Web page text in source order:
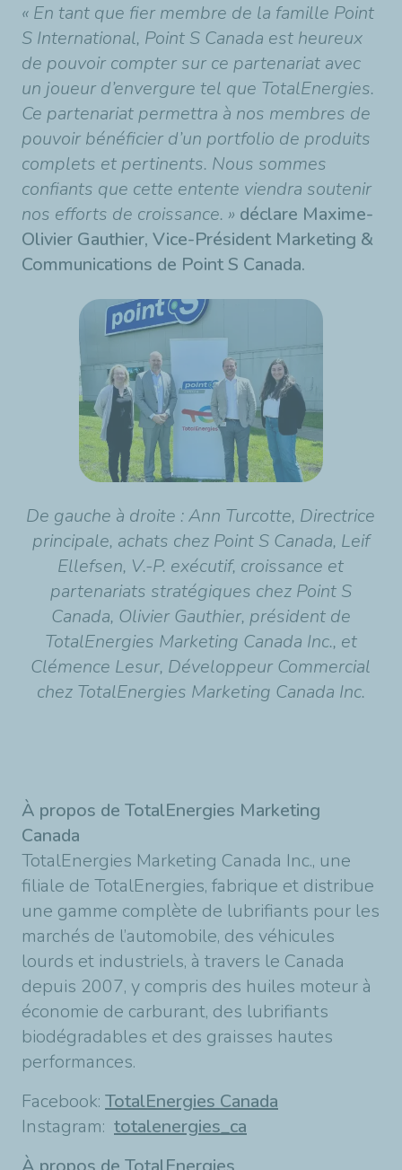
« En tant que fier membre de la famille Point
S International, Point S Canada est heureux
de pouvoir compter sur ce partenariat avec
un joueur d’envergure tel que TotalEnergies.
Ce partenariat permettra à nos membres de
pouvoir bénéficier d’un portfolio de produits
complets et pertinents. Nous sommes
confiants que cette entente viendra soutenir
nos efforts de croissance. » déclare Maxime-
Olivier Gauthier, Vice-Président Marketing &
Communications de Point S Canada.
De gauche à droite : Ann Turcotte, Directrice
principale, achats chez Point S Canada, Leif
Ellefsen, V.-P. exécutif, croissance et
partenariats stratégiques chez Point S
Canada, Olivier Gauthier, président de
TotalEnergies Marketing Canada Inc., et
Clémence Lesur, Développeur Commercial
chez TotalEnergies Marketing Canada Inc.
À propos de TotalEnergies Marketing
Canada
TotalEnergies Marketing Canada Inc., une
filiale de TotalEnergies, fabrique et distribue
une gamme complète de lubrifiants pour les
marchés de l’automobile, des véhicules
lourds et industriels, à travers le Canada
depuis 2007, y compris des huiles moteur à
économie de carburant, des lubrifiants
biodégradables et des graisses hautes
performances.
Facebook: TotalEnergies Canada
Instagram: totalenergies_ca